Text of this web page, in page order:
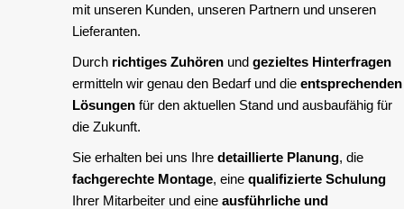
mit unseren Kunden, unseren Partnern und unseren
Lieferanten.
Durch richtiges Zuhören und gezieltes Hinterfragen
ermitteln wir genau den Bedarf und die entsprechenden
Lösungen für den aktuellen Stand und ausbaufähig für
die Zukunft.
Sie erhalten bei uns Ihre detaillierte Planung, die
fachgerechte Montage, eine qualifizierte Schulung
Ihrer Mitarbeiter und eine ausführliche und